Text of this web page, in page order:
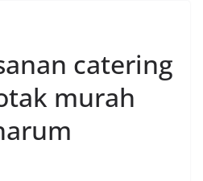
catering
murah